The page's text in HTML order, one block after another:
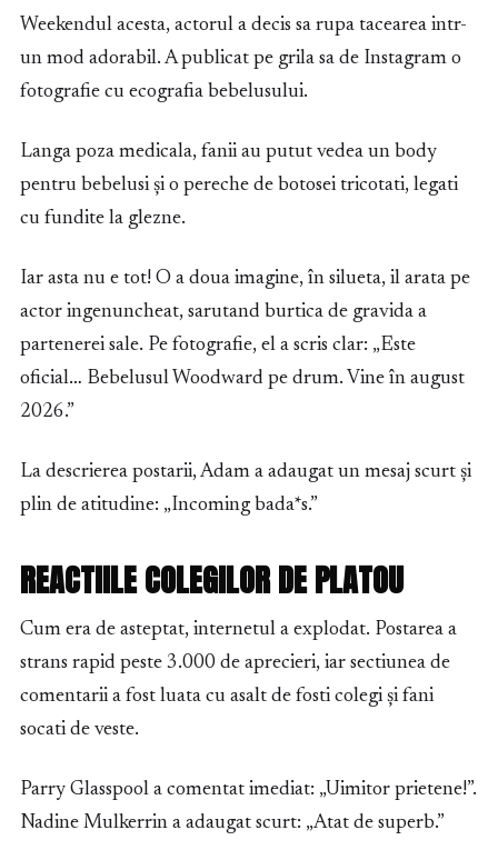
Weekendul acesta, actorul a decis sa rupa tacearea intr-
un mod adorabil. A publicat pe grila sa de Instagram o
fotografie cu ecografia bebelusului.
Langa poza medicala, fanii au putut vedea un body
pentru bebelusi și o pereche de botosei tricotati, legati
cu fundite la glezne.
Iar asta nu e tot! O a doua imagine, în silueta, il arata pe
actor ingenuncheat, sarutand burtica de gravida a
partenerei sale. Pe fotografie, el a scris clar: „Este
oficial… Bebelusul Woodward pe drum. Vine în august
2026.”
La descrierea postarii, Adam a adaugat un mesaj scurt și
plin de atitudine: „Incoming bada*s.”
REACTIILE COLEGILOR DE PLATOU
Cum era de asteptat, internetul a explodat. Postarea a
strans rapid peste 3.000 de aprecieri, iar sectiunea de
comentarii a fost luata cu asalt de fosti colegi și fani
socati de veste.
Parry Glasspool a comentat imediat: „Uimitor prietene!”.
Nadine Mulkerrin a adaugat scurt: „Atat de superb.”